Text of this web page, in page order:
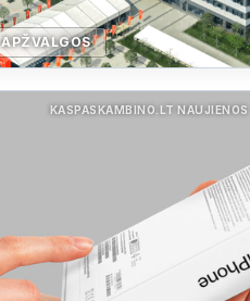
APŽVALGOS
KASPASKAMBINO.LT NAUJIENOS